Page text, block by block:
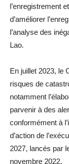
l’enregistrement
d’améliorer
l’analyse des
Lao.
En juillet 2023, le
risques de
notamment
parvenir à des
conformément à
d’action de
2027, lancés par
novembre 2022.